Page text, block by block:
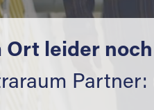
Ort leider